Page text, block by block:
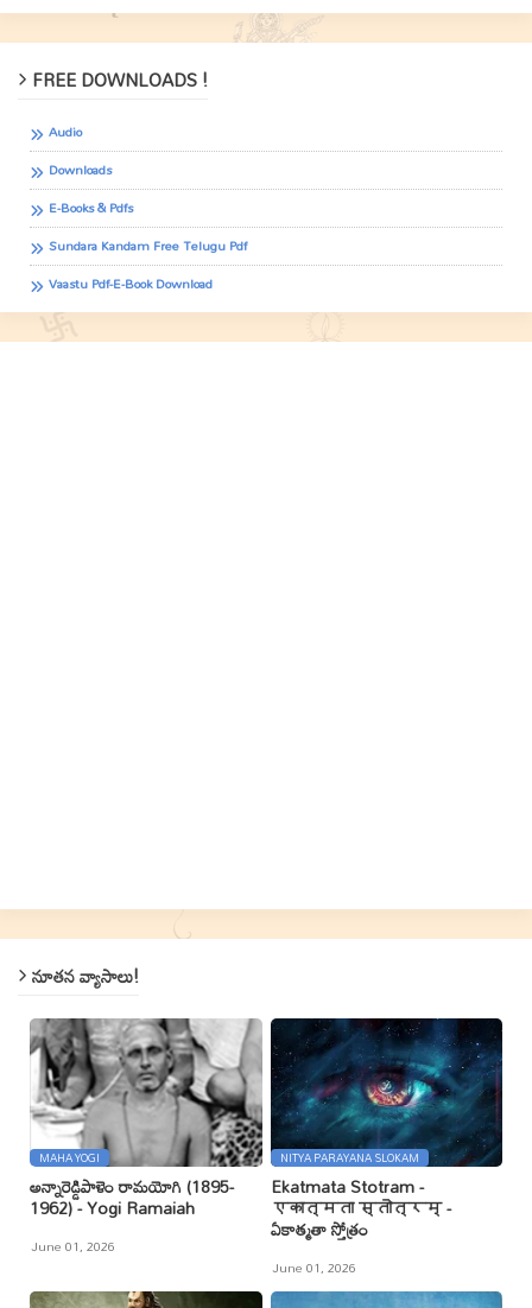
FREE DOWNLOADS !
Audio
Downloads
E-Books & Pdfs
Sundara Kandam Free Telugu Pdf
Vaastu Pdf-E-Book Download
నూతన వ్యాసాలు!
MAHA YOGI
అన్నారెడ్డిపాళెం రామయోగి (1895-
1962) - Yogi Ramaiah
June 01, 2026
NITYA PARAYANA SLOKAM
Ekatmata Stotram -
एकात्मता स्तोत्रम् -
ఏకాత్మతా స్తోత్రం
June 01, 2026